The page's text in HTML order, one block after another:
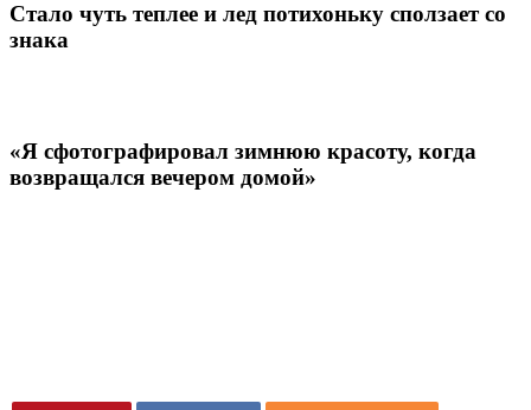
Стало чуть теплее и лед потихоньку сползает со
знака
«Я сфотографировал зимнюю красоту, когда
возвращался вечером домой»